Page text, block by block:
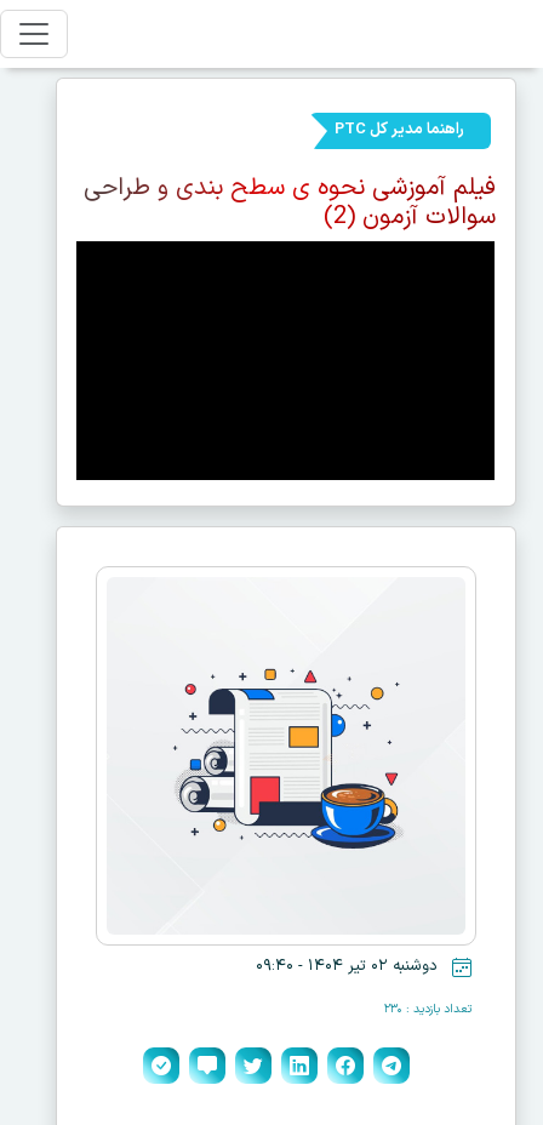
راهنما مدیر کل PTC
فیلم آموزشی نحوه ی سطح بندی و طراحی
سوالات آزمون (2)
دوشنبه ۰۲ تیر ۱۴۰۴ - ۰۹:۴۰
تعداد بازدید : ۲۳۰